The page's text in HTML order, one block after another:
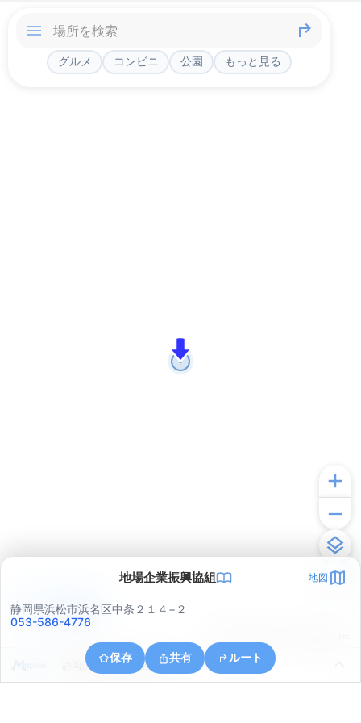
グルメ コンビニ 公園 もっと見る
地場企業振興協組 地図
静岡県浜松市浜名区中条２１４−２
053-586-4776
保存 共有 ルート
静岡県浜松市浜名区内野
アプリで見る